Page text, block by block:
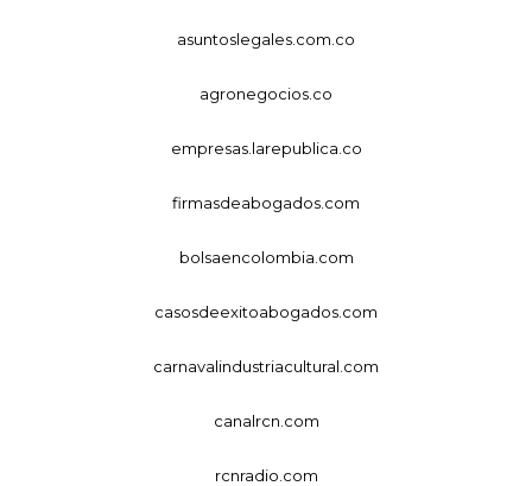
asuntoslegales.com.co
agronegocios.co
empresas.larepublica.co
firmasdeabogados.com
bolsaencolombia.com
casosdeexitoabogados.com
carnavalindustriacultural.com
canalrcn.com
rcnradio.com